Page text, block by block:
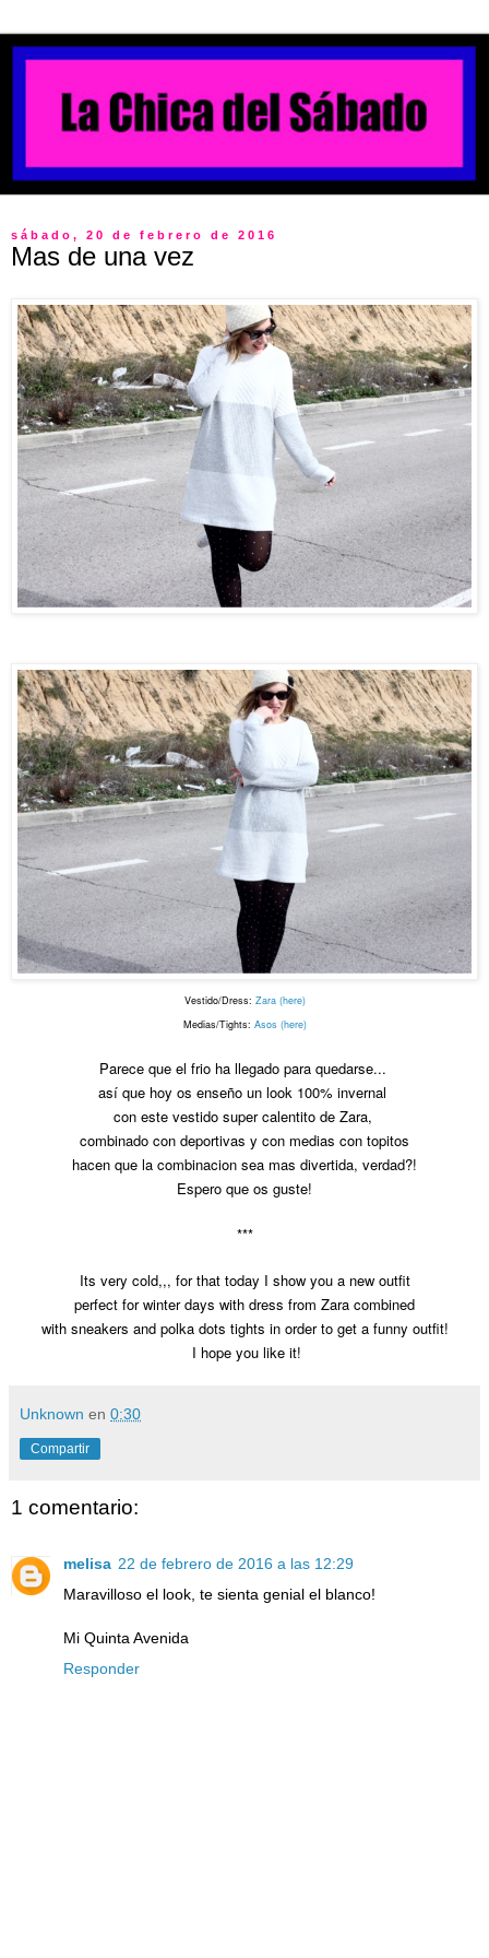
sábado, 20 de febrero de 2016
Mas de una vez
Vestido/Dress: Zara (here)
Medias/Tights: Asos (here)
Parece que el frio ha llegado para quedarse...
así que hoy os enseño un look 100% invernal
con este vestido super calentito de Zara,
combinado con deportivas y con medias con topitos
hacen que la combinacion sea mas divertida, verdad?!
Espero que os guste!
***
Its very cold,,, for that today I show you a new outfit
perfect for winter days with dress from Zara combined
with sneakers and polka dots tights in order to get a funny outfit!
I hope you like it!
Unknown en 0:30
Compartir
1 comentario:
melisa 22 de febrero de 2016 a las 12:29
Maravilloso el look, te sienta genial el blanco!
Mi Quinta Avenida
Responder